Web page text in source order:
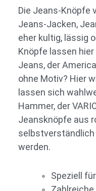
Die Jeans-Knöpfe
Jeans-Jacken,
eher kultig, lässig
Knöpfe lassen
Jeans, der
ohne Motiv? Hier
lassen sich
Hammer, der
Jeansknöpfe aus
selbstverständlich
werden.
Speziell